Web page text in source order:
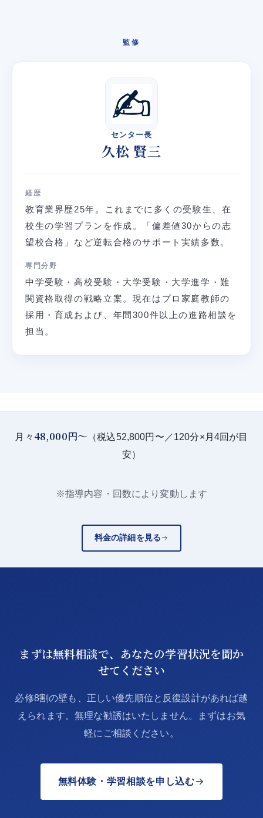
監修
センター長
久松 賢三
経歴
教育業界歴25年。これまでに多くの受験生、在
校生の学習プランを作成。「偏差値30からの志
望校合格」など逆転合格のサポート実績多数。
専門分野
中学受験・高校受験・大学受験・大学進学・難
関資格取得の戦略立案。現在はプロ家庭教師の
採用・育成および、年間300件以上の進路相談を
担当。
月々 48,000円〜 （税込52,800円〜／120分×月4回が目
安）
※指導内容・回数により変動します
料金の詳細を見る
まずは無料相談で、あなたの学習状況を聞か
せてください
必修8割の壁も、正しい優先順位と反復設計があれば越
えられます。無理な勧誘はいたしません。まずはお気
軽にご相談ください。
無料体験・学習相談を申し込む